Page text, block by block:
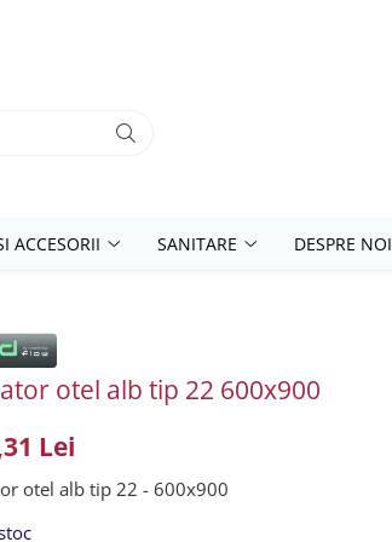
ACCESORII SANITARE DESPRE NOI
otel alb tip 22 600x900
Lei
otel alb tip 22 - 600x900